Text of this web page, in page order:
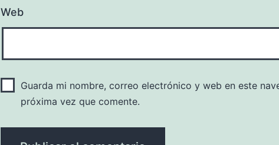
Web
Guarda mi nombre, correo electrónico y web en este
próxima vez que comente.